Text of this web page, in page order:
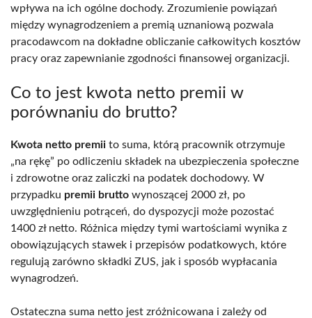
wpływa na ich ogólne dochody. Zrozumienie powiązań
między wynagrodzeniem a premią uznaniową pozwala
pracodawcom na dokładne obliczanie całkowitych kosztów
pracy oraz zapewnianie zgodności finansowej organizacji.
Co to jest kwota netto premii w
porównaniu do brutto?
Kwota netto premii to suma, którą pracownik otrzymuje
„na rękę” po odliczeniu składek na ubezpieczenia społeczne
i zdrowotne oraz zaliczki na podatek dochodowy. W
przypadku premii brutto wynoszącej 2000 zł, po
uwzględnieniu potrąceń, do dyspozycji może pozostać
1400 zł netto. Różnica między tymi wartościami wynika z
obowiązujących stawek i przepisów podatkowych, które
regulują zarówno składki ZUS, jak i sposób wypłacania
wynagrodzeń.
Ostateczna suma netto jest zróżnicowana i zależy od